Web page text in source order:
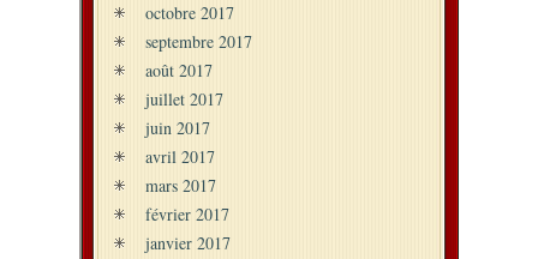
octobre 2017
septembre 2017
août 2017
juillet 2017
juin 2017
avril 2017
mars 2017
février 2017
janvier 2017